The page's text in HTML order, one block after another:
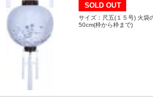
SOLD OUT
サイズ：尺五(１５号) 火袋
50cm(枠から枠まで)